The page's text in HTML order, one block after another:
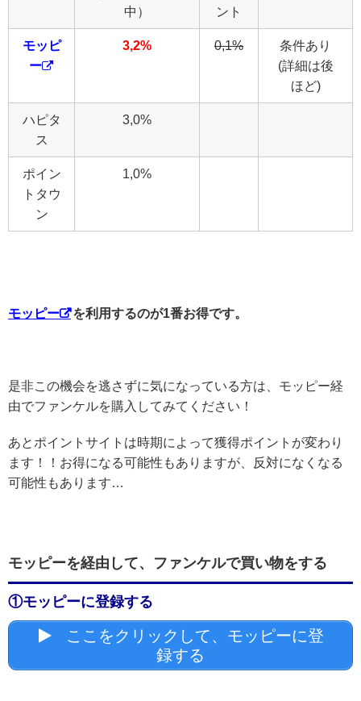
中）
ント
モッピ
ー
3,2% 0,1%
条件あり
(詳細は後
ほど)
ハピタ
ス
3,0%
ポイン
トタウ
ン
1,0%
モッピー を利用するのが1番お得です。
是非この機会を逃さずに気になっている方は、モッピー経
由でファンケルを購入してみてください！
あとポイントサイトは時期によって獲得ポイントが変わり
ます！！お得になる可能性もありますが、反対になくなる
可能性もあります…
モッピーを経由して、ファンケルで買い物をする
①モッピーに登録する
ここをクリックして、モッピーに登
録する